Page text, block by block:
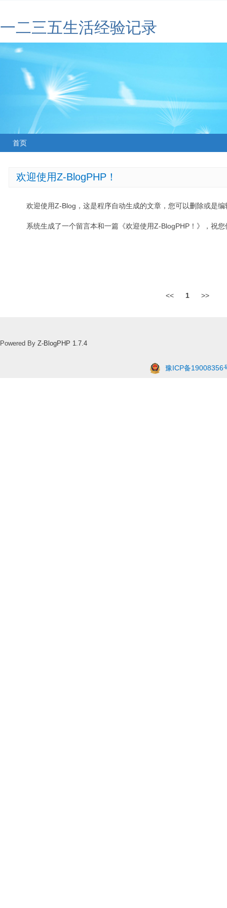
一二三五生活经验记录
首页
欢迎使用Z-BlogPHP！
欢迎使用Z-Blog，这是程序自动生成的文章，您可以删除或是编
系统生成了一个留言本和一篇《欢迎使用Z-BlogPHP！》，祝
<< 1 >>
Powered By Z-BlogPHP 1.7.4
豫ICP备19008356